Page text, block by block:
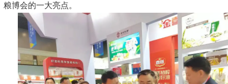
粮博会的一大亮点。